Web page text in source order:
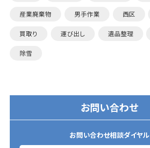
産業廃棄物 男手作業 西区
買取り 運び出し 遺品整理
除雪
お問い合わせ
お問い合わせ相談ダイヤル